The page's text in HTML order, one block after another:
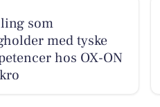
som
med tyske
hos OX-ON